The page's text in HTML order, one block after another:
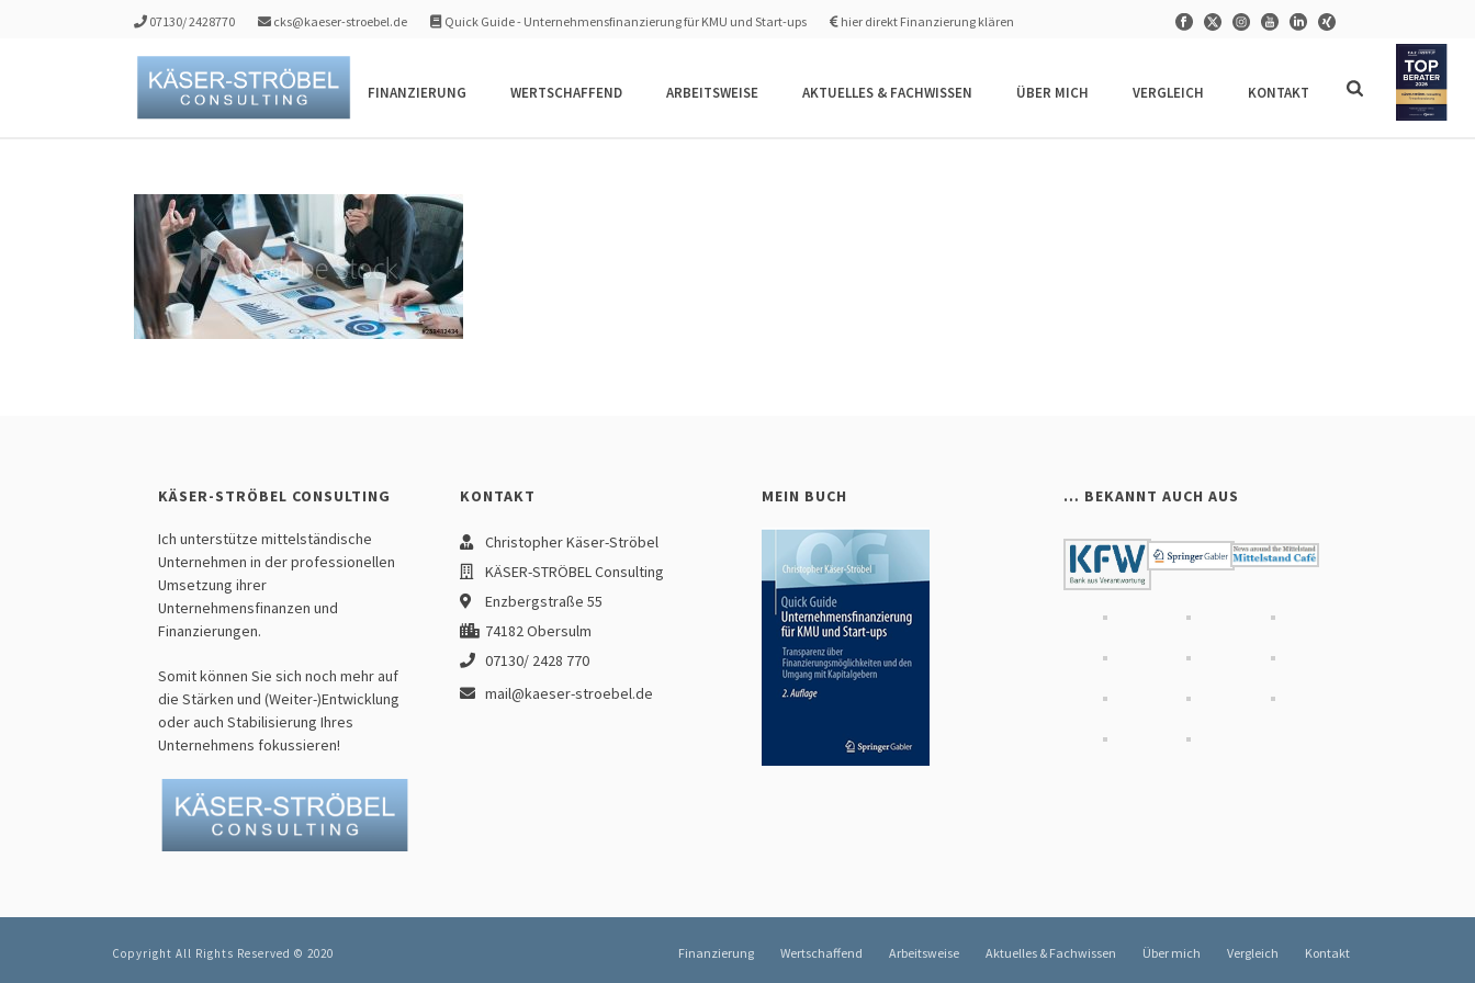
07130/ 2428770 cks@kaeser-stroebel.de Quick Guide - Unternehmensfinanzierung für KMU und Start-ups hier direkt Finanzierung klären
FINANZIERUNG WERTSCHAFFEND ARBEITSWEISE AKTUELLES & FACHWISSEN ÜBER MICH VERGLEICH KONTAKT
KÄSER-STRÖBEL CONSULTING
Ich unterstütze mittelständische
Unternehmen in der professionellen
Umsetzung ihrer
Unternehmensfinanzen und
Finanzierungen.
Somit können Sie sich noch mehr auf
die Stärken und (Weiter-)Entwicklung
oder auch Stabilisierung Ihres
Unternehmens fokussieren!
KONTAKT
Christopher Käser-Ströbel
KÄSER-STRÖBEL Consulting
Enzbergstraße 55
74182 Obersulm
07130/ 2428 770
mail@kaeser-stroebel.de
MEIN BUCH … BEKANNT AUCH AUS
Copyright All Rights Reserved © 2020 Finanzierung Wertschaffend Arbeitsweise Aktuelles & Fachwissen Über mich Vergleich Kontakt